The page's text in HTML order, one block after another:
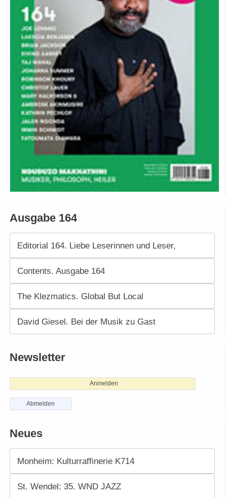
Ausgabe 164
Editorial 164. Liebe Leserinnen und Leser,
Contents. Ausgabe 164
The Klezmatics. Global But Local
David Giesel. Bei der Musik zu Gast
Newsletter
Anmelden
Abmelden
Neues
Monheim: Kulturraffinerie K714
St. Wendel: 35. WND JAZZ